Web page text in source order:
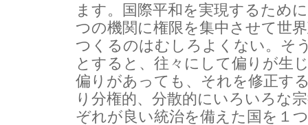
ます。国際平和を実現するため
つの機関に権限を集中させて世
つくるのはむしろよくない。そ
とすると、往々にして偏りが生
偏りがあっても、それを修正す
り分権的、分散的にいろいろな
ぞれが良い統治を備えた国を１